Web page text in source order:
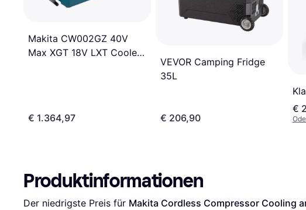
Makita CW002GZ 40V
Max XGT 18V LXT Cooler
€ 1.364,97
VEVOR Camping Fridge
35L
€ 206,90
€
Produktinformationen
Der niedrigste Preis für Makita Cordless Compressor Cooling